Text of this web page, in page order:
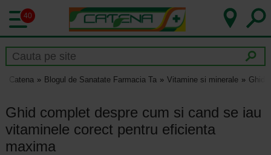
40
Catena Blogul de Sanatate Farmacia Ta Vitamine si minerale Ghid
Ghid complet despre cum si cand se iau
vitaminele corect pentru eficienta
maxima